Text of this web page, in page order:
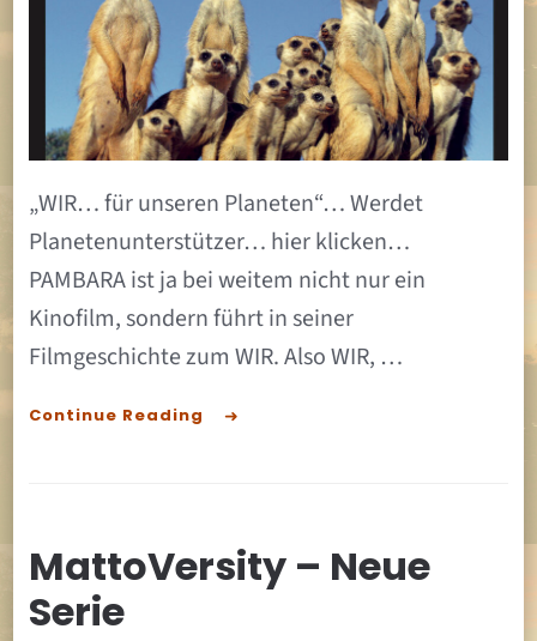
„WIR… für unseren Planeten“… Werdet
Planetenunterstützer… hier klicken…
PAMBARA ist ja bei weitem nicht nur ein
Kinofilm, sondern führt in seiner
Filmgeschichte zum WIR. Also WIR, …
Continue Reading
MattoVersity – Neue
Serie